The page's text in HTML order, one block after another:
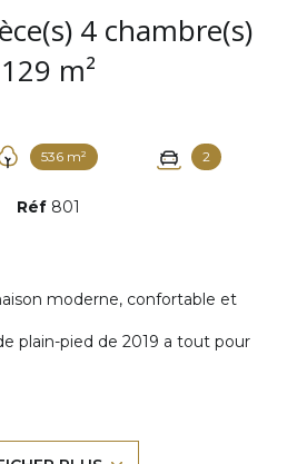
129 m²
536 m² 2
Réf 801
moderne, confortable et
plain-pied de 2019 a tout pour
attenante, ce qui lui confèrent